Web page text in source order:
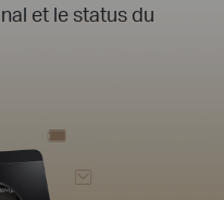
et le status du